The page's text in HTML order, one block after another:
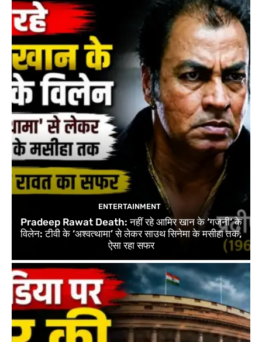
ENTERTAINMENT
Pradeep Rawat Death: नहीं रहे आमिर खान के ‘गजनी’ के
विलेन: टीवी के ‘अश्वत्थामा’ से लेकर साउथ सिनेमा के मसीहा तक,
ऐसा रहा सफर